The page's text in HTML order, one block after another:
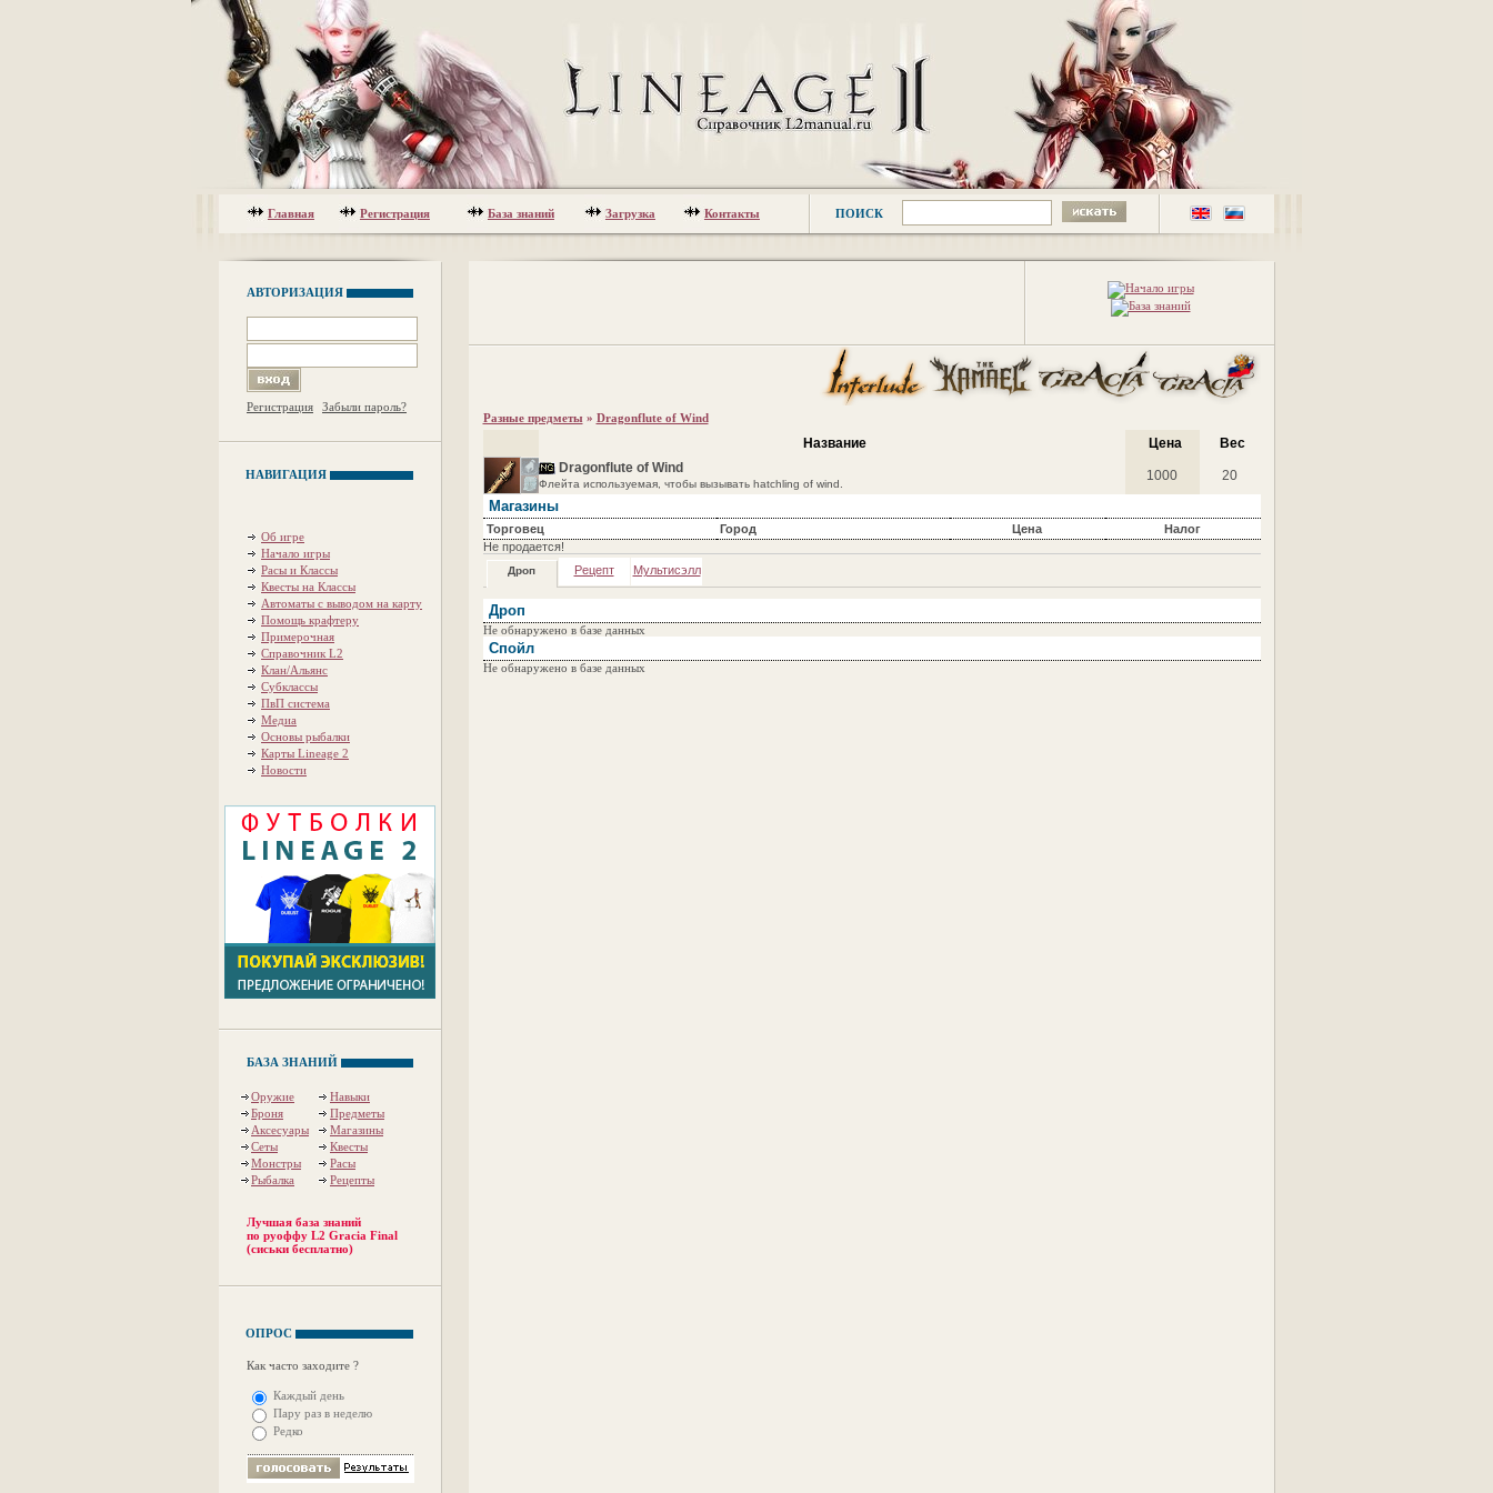
Главная Регистрация База знаний Загрузка Контакты ПОИСК
АВТОРИЗАЦИЯ
Регистрация Забыли пароль?
НАВИГАЦИЯ
Об игре
Начало игры
Расы и Классы
Квесты на Классы
Автоматы с выводом на карту
Помощь крафтеру
Примерочная
Справочник L2
Клан/Альянс
Субклассы
ПвП система
Медиа
Основы рыбалки
Карты Lineage 2
Новости
БАЗА ЗНАНИЙ
Оружие
Навыки
Броня
Предметы
Аксесуары
Магазины
Сеты
Квесты
Монстры
Расы
Рыбалка
Рецепты
Лучшая база знаний
по руоффу L2 Gracia Final
(сиськи бесплатно)
ОПРОС
Как часто заходите ?
Каждый день
Пару раз в неделю
Редко
Разные предметы » Dragonflute of Wind
Название Цена
Вес
Dragonflute of Wind
Флейта используемая, чтобы вызывать hatchling of wind.
1000 20
Магазины
Торговец Город Цена
Налог
Не продается!
Дроп Рецепт Мультисэлл
Дроп
Не обнаружено в базе данных
Спойл
Не обнаружено в базе данных